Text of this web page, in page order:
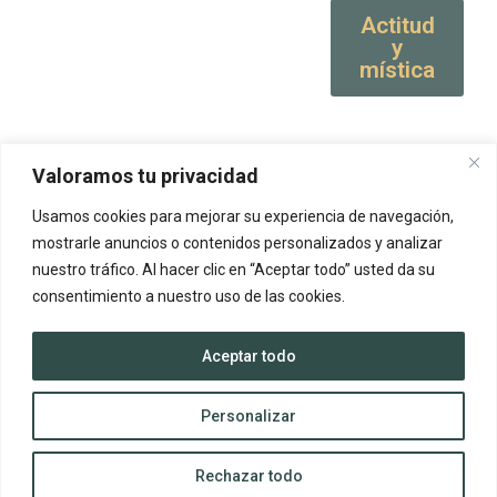
Valoramos tu privacidad
Usamos cookies para mejorar su experiencia de navegación,
mostrarle anuncios o contenidos personalizados y analizar
nuestro tráfico. Al hacer clic en “Aceptar todo” usted da su
consentimiento a nuestro uso de las cookies.
Personalizar
Rechazar todo
Aceptar todo
Actitud
y
mística